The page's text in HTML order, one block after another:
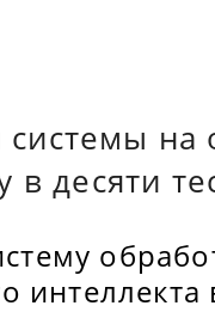
на
в десяти